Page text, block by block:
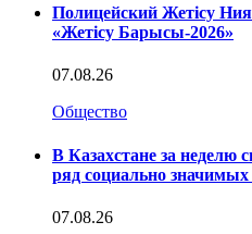
Полицейский Жетісу
«Жетісу Барысы-2026»
07.08.26
Общество
В Казахстане за неделю
ряд социально
07.08.26